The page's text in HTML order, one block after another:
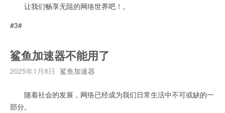
让我们畅享无阻的网络世界吧！。
#3#
鲨鱼加速器不能用了
2025年1月8日 鲨鱼加速器
随着社会的发展，网络已经成为我们日常生活中不可或缺的一
部分。